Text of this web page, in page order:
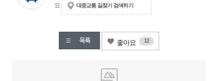
요 대중교통 길찾기 검색하기
좋아요 12